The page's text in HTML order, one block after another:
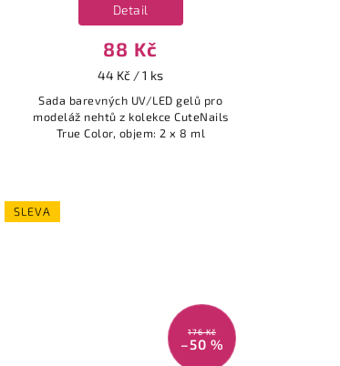
88 Kč
44 Kč / 1 ks
Detail
Sada barevných UV/LED gelů pro
modeláž nehtů z kolekce CuteNails
True Color, objem: 2 x 8 ml
SLEVA
176 Kč
–50 %